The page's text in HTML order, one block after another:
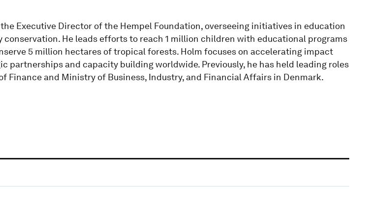
Executive Director of the Hempel Foundation, overseeing initiatives in education
conservation. He leads efforts to reach 1 million children with educational programs
5 million hectares of tropical forests. Holm focuses on accelerating impact
partnerships and capacity building worldwide. Previously, he has held leading roles
Finance and Ministry of Business, Industry, and Financial Affairs in Denmark.